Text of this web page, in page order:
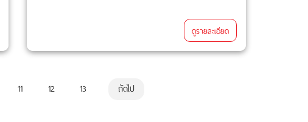
ดูรายละเอียด
11 12 13 ถัดไป